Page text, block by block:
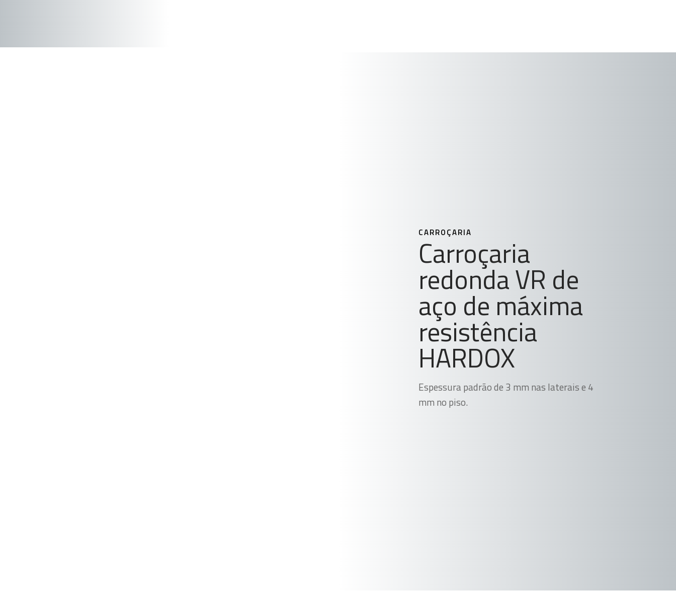
CARROÇARIA
Carroçaria
redonda VR de
aço de máxima
resistência
HARDOX
Espessura padrão de 3 mm nas laterais e 4
mm no piso.